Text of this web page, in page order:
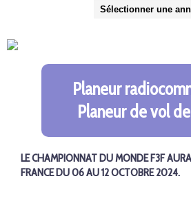
Planeur
Planeur de vol
LE CHAMPIONNAT DU MONDE F3F
FRANCE DU 06 AU 12 OCTOBRE 2024.